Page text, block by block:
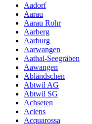
Aadorf
Aarau
Aarau Rohr
Aarberg
Aarburg
Aarwangen
Aathal-Seegräben
Aawangen
Abländschen
Abtwil AG
Abtwil SG
Achseten
Aclens
Acquarossa